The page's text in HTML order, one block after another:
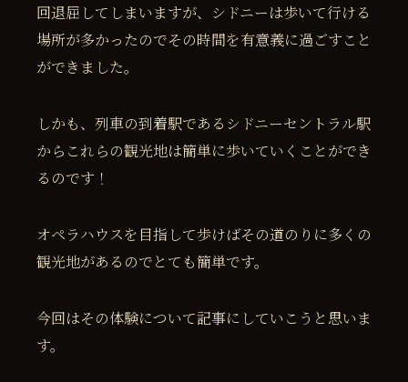
回退屈してしまいますが、シドニーは歩いて行ける
場所が多かったのでその時間を有意義に過ごすこと
ができました。
しかも、列車の到着駅であるシドニーセントラル駅
からこれらの観光地は簡単に歩いていくことができ
るのです！
オペラハウスを目指して歩けばその道のりに多くの
観光地があるのでとても簡単です。
今回はその体験について記事にしていこうと思いま
す。